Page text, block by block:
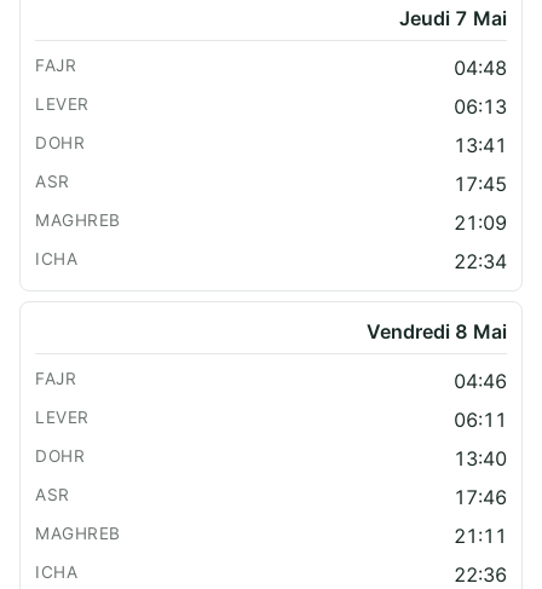
Jeudi 7 Mai
04:48
06:13
13:41
17:45
21:09
22:34
Vendredi 8 Mai
04:46
06:11
13:40
17:46
21:11
22:36